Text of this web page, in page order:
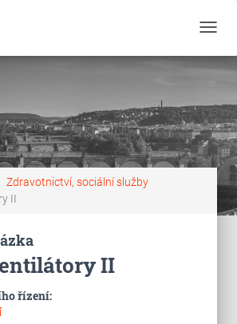
Zdravotnictví, sociální služby
II
II
řízení: